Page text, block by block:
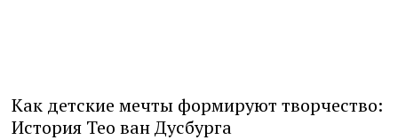
Как детские мечты формируют творчество:
История Тео ван Дусбурга